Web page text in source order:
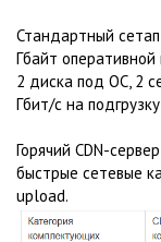
Стандартный
Гбайт
2 диска под ОС, 2
Гбит/с на
Горячий CDN-
быстрые сетевые
upload.